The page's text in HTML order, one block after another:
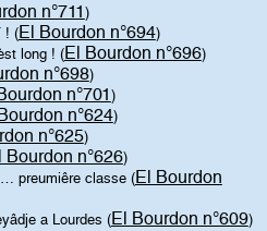
n°711)
! (El Bourdon n°694)
long ! (El Bourdon n°696)
n°698)
n°701 )
n°624)
n°625)
Bourdon n°626)
preumiêre classe (El Bourdon
a Lourdes (El Bourdon n°609)